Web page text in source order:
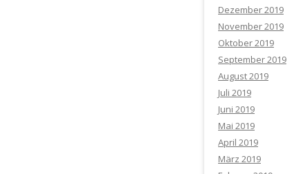
Dezember 2019
November 2019
Oktober 2019
September 2019
August 2019
Juli 2019
Juni 2019
Mai 2019
April 2019
März 2019